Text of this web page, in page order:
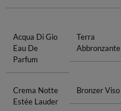
Acqua Di Gio
Eau De
Parfum
Terra
Abbronzante
Crema Notte
Estée Lauder
Bronzer Viso